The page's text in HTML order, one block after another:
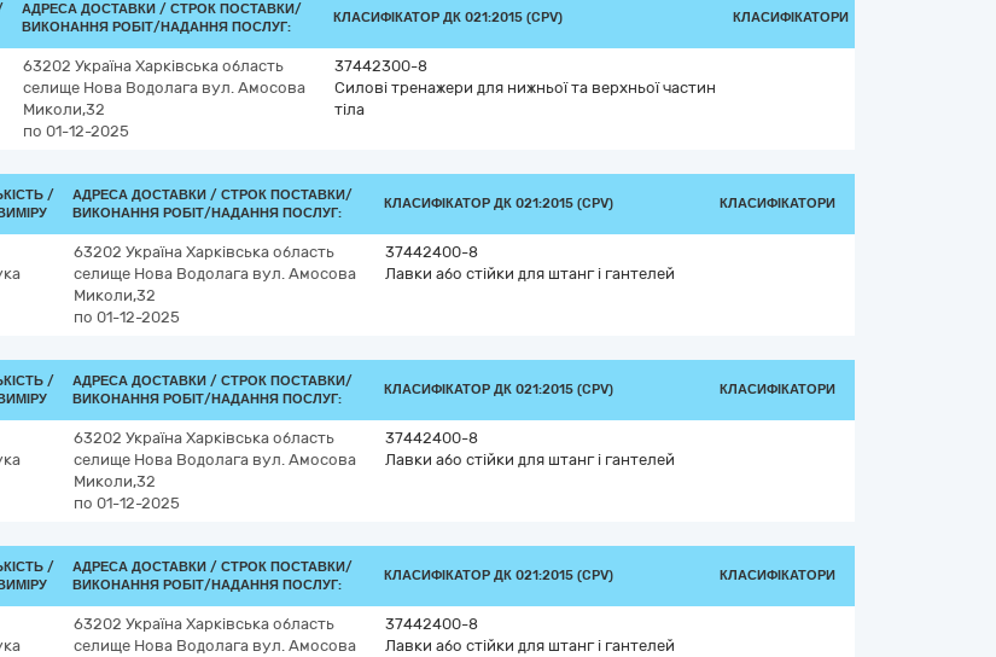
АДРЕСА ДОСТАВКИ / СТРОК ПОСТАВКИ/
ВИКОНАННЯ РОБІТ/НАДАННЯ ПОСЛУГ:
КЛАСИФІКАТОР ДК 021:2015 (CPV) КЛАСИФІКАТОРИ
63202 Україна Харківська область
селище Нова Водолага вул. Амосова
Миколи,32
по 01-12-2025
37442300-8
Силові тренажери для нижньої та верхньої частин
тіла
/
АДРЕСА ДОСТАВКИ / СТРОК ПОСТАВКИ/
ВИКОНАННЯ РОБІТ/НАДАННЯ ПОСЛУГ:
КЛАСИФІКАТОР ДК 021:2015 (CPV) КЛАСИФІКАТОРИ
63202 Україна Харківська область
селище Нова Водолага вул. Амосова
Миколи,32
по 01-12-2025
37442400-8
Лавки або стійки для штанг і гантелей
/
АДРЕСА ДОСТАВКИ / СТРОК ПОСТАВКИ/
ВИКОНАННЯ РОБІТ/НАДАННЯ ПОСЛУГ:
КЛАСИФІКАТОР ДК 021:2015 (CPV) КЛАСИФІКАТОРИ
63202 Україна Харківська область
селище Нова Водолага вул. Амосова
Миколи,32
по 01-12-2025
37442400-8
Лавки або стійки для штанг і гантелей
/
АДРЕСА ДОСТАВКИ / СТРОК ПОСТАВКИ/
ВИКОНАННЯ РОБІТ/НАДАННЯ ПОСЛУГ:
КЛАСИФІКАТОР ДК 021:2015 (CPV) КЛАСИФІКАТОРИ
63202 Україна Харківська область
селище Нова Водолага вул. Амосова
37442400-8
Лавки або стійки для штанг і гантелей